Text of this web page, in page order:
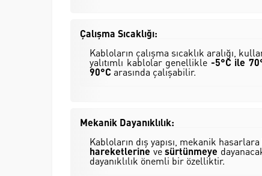
Çalışma Sıcaklığı:
Kabloların çalışma sıcaklık aralığı,
yalıtımlı kablolar genellikle -5°C ile
90°Carasında çalışabilir.
Mekanik Dayanıklılık:
Kabloların dış yapısı, mekanik
hareketlerinevesürtünmeye
dayanıklılık önemli bir özelliktir.